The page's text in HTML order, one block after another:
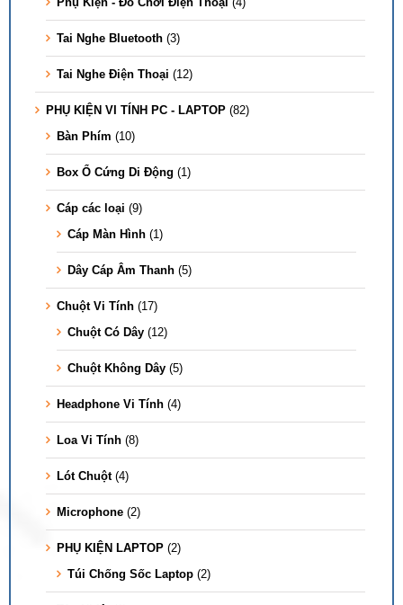
Tai Nghe Bluetooth (3)
Tai Nghe Điện Thoại (12)
PHỤ KIỆN VI TÍNH PC - LAPTOP (82)
Bàn Phím (10)
Box Ổ Cứng Di Động (1)
Cáp các loại (9)
Cáp Màn Hình (1)
Dây Cáp Âm Thanh (5)
Chuột Vi Tính (17)
Chuột Có Dây (12)
Chuột Không Dây (5)
Headphone Vi Tính (4)
Loa Vi Tính (8)
Lót Chuột (4)
Microphone (2)
PHỤ KIỆN LAPTOP (2)
Túi Chống Sốc Laptop (2)